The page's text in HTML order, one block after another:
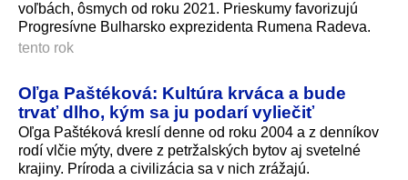
voľbách, ôsmych od roku 2021. Prieskumy favorizujú
Progresívne Bulharsko exprezidenta Rumena Radeva.
tento rok
Oľga Paštéková: Kultúra krváca a bude
trvať dlho, kým sa ju podarí vyliečiť
Oľga Paštéková kreslí denne od roku 2004 a z denníkov
rodí vlčie mýty, dvere z petržalských bytov aj svetelné
krajiny. Príroda a civilizácia sa v nich zrážajú.